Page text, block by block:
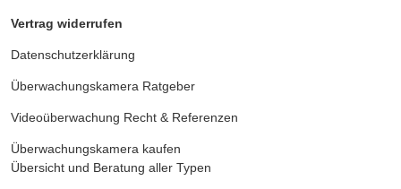
Vertrag widerrufen
Datenschutzerklärung
Überwachungskamera Ratgeber
Videoüberwachung Recht & Referenzen
Überwachungskamera kaufen
Übersicht und Beratung aller Typen